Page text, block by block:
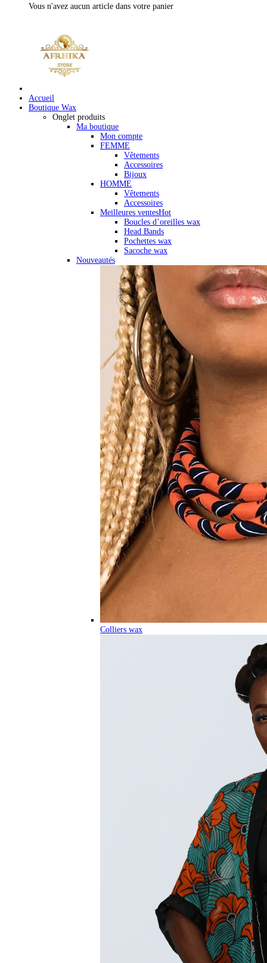
Vous n'avez aucun article dans votre panier
Accueil
Boutique Wax
Onglet produits
Ma boutique
Mon compte
FEMME
Vêtements
Accessoires
Bijoux
HOMME
Vêtements
Accessoires
Meilleures ventesHot
Boucles d’oreilles wax
Head Bands
Pochettes wax
Sacoche wax
Nouveautés
Colliers wax